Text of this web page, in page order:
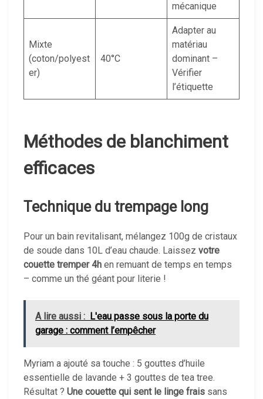
mécanique
Mixte
(coton/polyest
er)
40°C
Adapter au
matériau
dominant –
Vérifier
l’étiquette
Méthodes de blanchiment
efficaces
Technique du trempage long
Pour un bain revitalisant, mélangez 100g de cristaux
de soude dans 10L d’eau chaude. Laissez votre
couette tremper 4h en remuant de temps en temps
– comme un thé géant pour literie !
A lire aussi : L'eau passe sous la porte du
garage : comment l’empêcher
Myriam a ajouté sa touche : 5 gouttes d’huile
essentielle de lavande + 3 gouttes de tea tree.
Résultat ? Une couette qui sent le linge frais sans